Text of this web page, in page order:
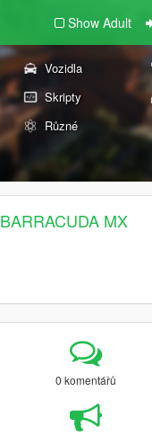
Show Adult
Vozidla
Skripty
Různé
BARRACUDA MX
0 komentářů